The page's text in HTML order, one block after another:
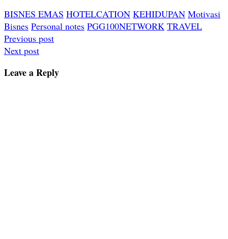
BISNES EMAS HOTELCATION KEHIDUPAN Motivasi
Bisnes Personal notes PGG100NETWORK TRAVEL
Post
navigation
Previous post
Next post
Leave a Reply